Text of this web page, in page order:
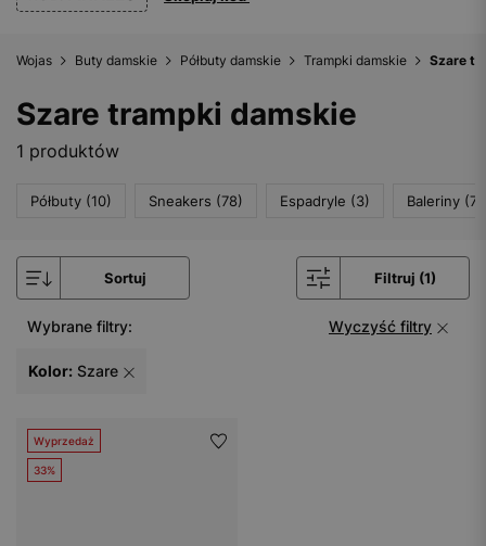
Wojas Buty damskie Półbuty damskie Trampki damskie Szare
Szare trampki damskie
1 produktów
Półbuty (10) Sneakers (78) Espadryle (3) Baleriny
Sortuj Filtruj (1)
Wybrane filtry: Wyczyść filtry
Kolor: Szare
Wyprzedaż
33%